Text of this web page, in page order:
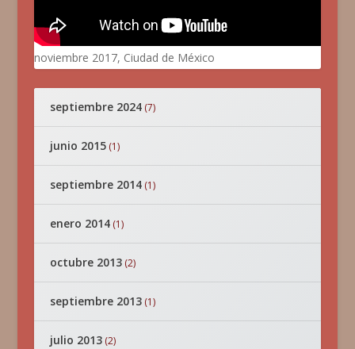
noviembre 2017, Ciudad de México
septiembre 2024(7)
junio 2015(1)
septiembre 2014(1)
enero 2014(1)
octubre 2013(2)
septiembre 2013(1)
julio 2013(2)